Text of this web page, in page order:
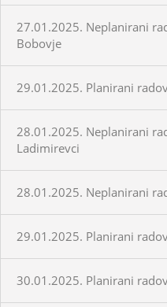
27.01.2025. Neplanirani
Bobovje
29.01.2025. Planirani
28.01.2025. Neplanirani
Ladimirevci
28.01.2025. Neplanirani
29.01.2025. Planirani
30.01.2025. Planirani